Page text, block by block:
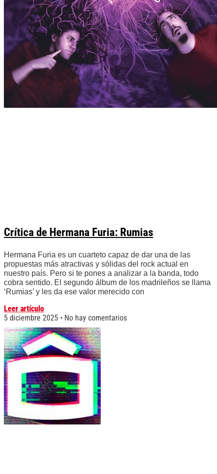
Crítica de Hermana Furia: Rumias
Hermana Furia es un cuarteto capaz de dar una de las
propuestas más atractivas y sólidas del rock actual en
nuestro país. Pero si te pones a analizar a la banda, todo
cobra sentido. El segundo álbum de los madrileños se llama
‘Rumias’ y les da ese valor merecido con
Leer artículo
5 diciembre 2025
No hay comentarios